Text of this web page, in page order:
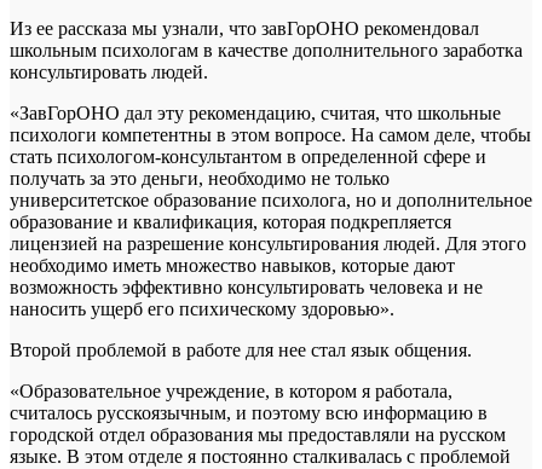
Из ее рассказа мы узнали, что завГорОНО рекомендовал
школьным психологам в качестве дополнительного заработка
консультировать людей.
«ЗавГорОНО дал эту рекомендацию, считая, что школьные
психологи компетентны в этом вопросе. На самом деле, чтобы
стать психологом-консультантом в определенной сфере и
получать за это деньги, необходимо не только
университетское образование психолога, но и дополнительное
образование и квалификация, которая подкрепляется
лицензией на разрешение консультирования людей. Для этого
необходимо иметь множество навыков, которые дают
возможность эффективно консультировать человека и не
наносить ущерб его психическому здоровью».
Второй проблемой в работе для нее стал язык общения.
«Образовательное учреждение, в котором я работала,
считалось русскоязычным, и поэтому всю информацию в
городской отдел образования мы предоставляли на русском
языке. В этом отделе я постоянно сталкивалась с проблемой